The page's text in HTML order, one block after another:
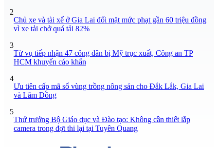
2
Chủ xe và tài xế ở Gia Lai đối mặt mức phạt gần 60 triệu đồng
vì xe tải chở quá tải 82%
3
Từ vụ tiếp nhận 47 công dân bị Mỹ trục xuất, Công an TP
HCM khuyến cáo khẩn
4
Ưu tiên cấp mã số vùng trồng nông sản cho Đắk Lắk, Gia Lai
và Lâm Đồng
5
Thứ trưởng Bộ Giáo dục và Đào tạo: Không cần thiết lắp
camera trong đợt thi lại tại Tuyên Quang